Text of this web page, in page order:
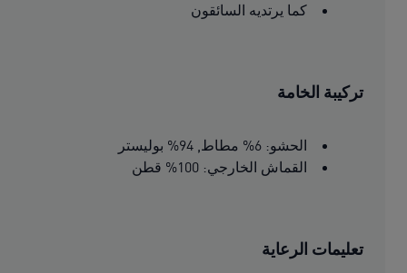
كما يرتديه السائقون
تركيبة الخامة
الحشو: 6% مطاط, 94% بوليستر
القماش الخارجي: 100% قطن
تعليمات الرعاية